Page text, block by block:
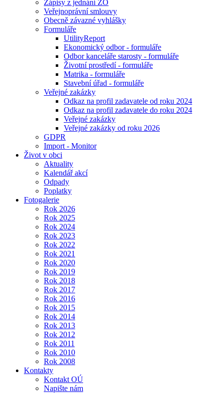
Zápisy z jednání ZO
Veřejnoprávní smlouvy
Obecně závazné vyhlášky
Formuláře
UtilityReport
Ekonomický odbor - formuláře
Odbor kanceláře starosty - formuláře
Životní prostředí - formuláře
Matrika - formuláře
Stavební úřad - formuláře
Veřejné zakázky
Odkaz na profil zadavatele od roku 2024
Odkaz na profil zadavatele do roku 2024
Veřejné zakázky
Veřejné zakázky od roku 2026
GDPR
Import - Monitor
Život v obci
Aktuality
Kalendář akcí
Odpady
Poplatky
Fotogalerie
Rok 2026
Rok 2025
Rok 2024
Rok 2023
Rok 2022
Rok 2021
Rok 2020
Rok 2019
Rok 2018
Rok 2017
Rok 2016
Rok 2015
Rok 2014
Rok 2013
Rok 2012
Rok 2011
Rok 2010
Rok 2008
Kontakty
Kontakt OÚ
Napište nám